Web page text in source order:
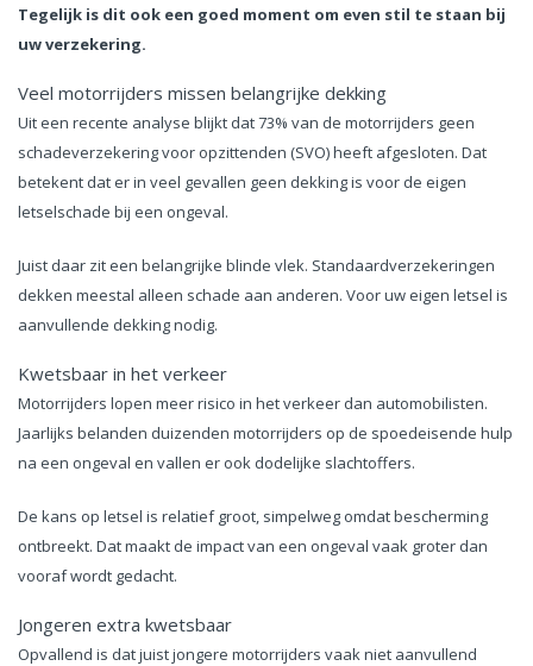
Tegelijk is dit ook een goed moment om even stil te staan bij
uw verzekering.
Veel motorrijders missen belangrijke dekking
Uit een recente analyse blijkt dat 73% van de motorrijders geen
schadeverzekering voor opzittenden (SVO) heeft afgesloten. Dat
betekent dat er in veel gevallen geen dekking is voor de eigen
letselschade bij een ongeval.
Juist daar zit een belangrijke blinde vlek. Standaardverzekeringen
dekken meestal alleen schade aan anderen. Voor uw eigen letsel is
aanvullende dekking nodig.
Kwetsbaar in het verkeer
Motorrijders lopen meer risico in het verkeer dan automobilisten.
Jaarlijks belanden duizenden motorrijders op de spoedeisende hulp
na een ongeval en vallen er ook dodelijke slachtoffers.
De kans op letsel is relatief groot, simpelweg omdat bescherming
ontbreekt. Dat maakt de impact van een ongeval vaak groter dan
vooraf wordt gedacht.
Jongeren extra kwetsbaar
Opvallend is dat juist jongere motorrijders vaak niet aanvullend